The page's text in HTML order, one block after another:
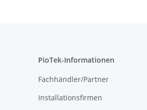
PioTek-Informationen
Fachhändler/Partner
Installationsfirmen